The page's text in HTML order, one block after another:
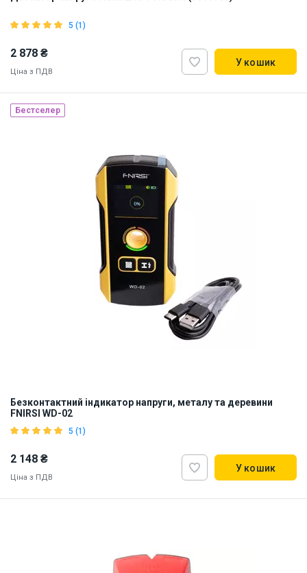
5 (1)
2 878 ₴
Ціна з ПДВ
У кошик
Бренд зі США
Бестселер
Безконтактний індикатор напруги, металу та деревини
FNIRSI WD-02
5 (1)
2 148 ₴
Ціна з ПДВ
У кошик